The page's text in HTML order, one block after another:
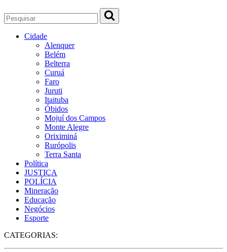
Cidade
Alenquer
Belém
Belterra
Curuá
Faro
Juruti
Itaituba
Óbidos
Mojuí dos Campos
Monte Alegre
Oriximiná
Rurópolis
Terra Santa
Política
JUSTIÇA
POLÍCIA
Mineração
Educação
Negócios
Esporte
CATEGORIAS: